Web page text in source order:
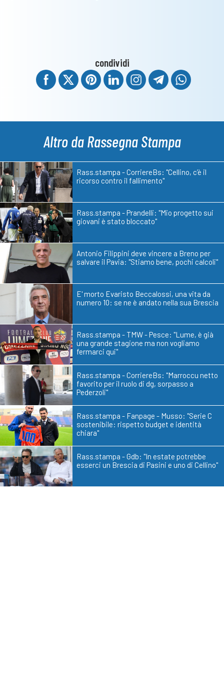
condividi
Altro da Rassegna Stampa
Rass.stampa - CorriereBs: "Cellino, c’è il
ricorso contro il fallimento"
Rass.stampa - Prandelli: "Mio progetto sui
giovani è stato bloccato"
Antonio Filippini deve vincere a Breno per
salvare il Pavia: "Stiamo bene, pochi calcoli"
E' morto Evaristo Beccalossi, una vita da
numero 10: se ne è andato nella sua Brescia
Rass.stampa - TMW - Pesce: "Lume, è già
una grande stagione ma non vogliamo
fermarci qui"
Rass.stampa - CorriereBs: "Marroccu netto
favorito per il ruolo di dg, sorpasso a
Pederzoli"
Rass.stampa - Fanpage - Musso: "Serie C
sostenibile: rispetto budget e identità
chiara"
Rass.stampa - Gdb: "In estate potrebbe
esserci un Brescia di Pasini e uno di Cellino"